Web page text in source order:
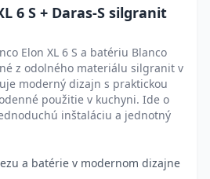
6 S + Daras-S silgranit
Elon XL 6 S a batériu Blanco
z odolného materiálu silgranit v
moderný dizajn s praktickou
použitie v kuchyni. Ide o
inštaláciu a jednotný
a batérie v modernom dizajne